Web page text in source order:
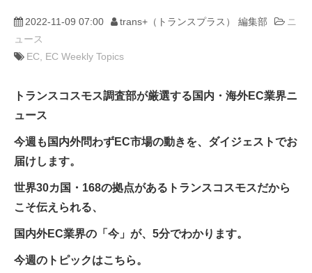
2022-11-09 07:00 trans+（トランスプラス） 編集部
ニ
ュース
EC EC Weekly Topics
トランスコスモス調査部が厳選する国内・海外EC業界ニ
ュース
今週も国内外問わずEC市場の動きを、ダイジェストでお
届けします。
世界30カ国・168の拠点があるトランスコスモスだから
こそ伝えられる、
国内外EC業界の「今」が、5分でわかります。
今週のトピックはこちら。